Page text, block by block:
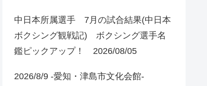
中日本所属選手 7月の試合結果(中日本
ボクシング観戦記) ボクシング選手名
鑑ピックアップ！ 2026/08/05
2026/8/9 -愛知・津島市文化会館-